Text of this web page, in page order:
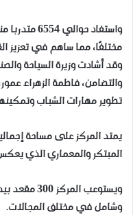
مختلفًا، مما ساهم في تعزيز
وقد أشادت وزيرة السياحة
والتضامن، فاطمة الزهراء
تطوير مهارات الشباب
المبتكر والمعماري الذي
ويستوعب
وشامل في مختلف المجالات.